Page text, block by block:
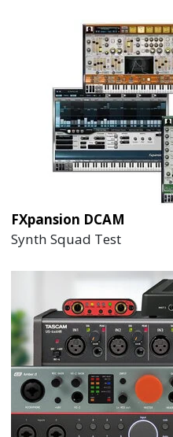
FXpansion DCAM
Synth Squad Test